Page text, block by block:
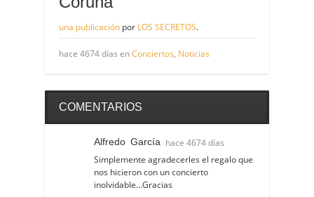
una publicación por LOS SECRETOS.
hace 4674 días enConciertos, Noticias
COMENTARIOS
Alfredo García hace 4674 días
Simplemente agradecerles el regalo que
nos hicieron con un concierto
inolvidable…Gracias